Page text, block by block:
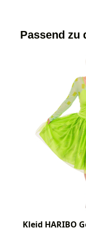
Passend zu
Kleid HARIBO